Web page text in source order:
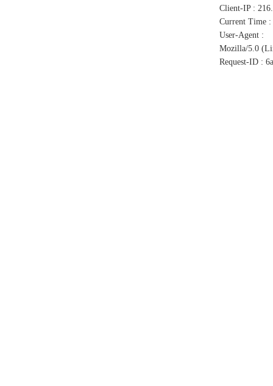
Client-IP :
Current Time :
User-Agent :
Mozilla/5.0
Request-ID :